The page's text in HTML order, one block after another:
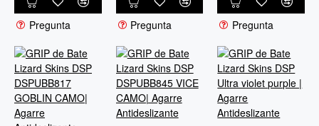
Pregunta Pregunta Pregunta